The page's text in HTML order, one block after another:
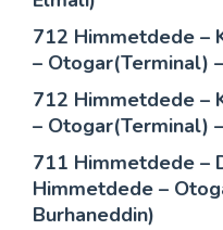
712 Himmetdede –
– Otogar(Terminal)
712 Himmetdede –
– Otogar(Terminal)
711 Himmetdede –
Himmetdede –
Burhaneddin)